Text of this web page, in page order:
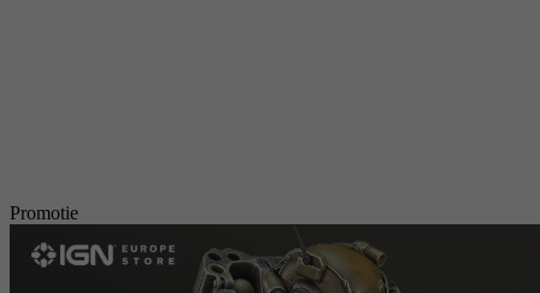
Promotie